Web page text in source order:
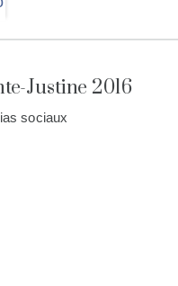
Justine 2016
sociaux